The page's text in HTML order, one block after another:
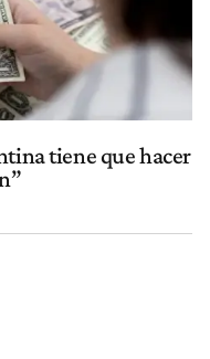
tiene que hacer